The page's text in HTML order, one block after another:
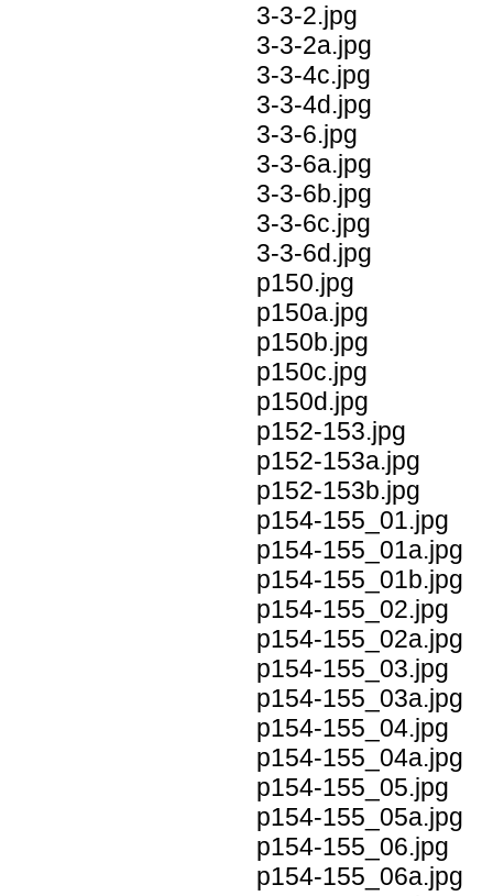
3-3-2.jpg
3-3-2a.jpg
3-3-4c.jpg
3-3-4d.jpg
3-3-6.jpg
3-3-6a.jpg
3-3-6b.jpg
3-3-6c.jpg
3-3-6d.jpg
p150.jpg
p150a.jpg
p150b.jpg
p150c.jpg
p150d.jpg
p152-153.jpg
p152-153a.jpg
p152-153b.jpg
p154-155_01.jpg
p154-155_01a.jpg
p154-155_01b.jpg
p154-155_02.jpg
p154-155_02a.jpg
p154-155_03.jpg
p154-155_03a.jpg
p154-155_04.jpg
p154-155_04a.jpg
p154-155_05.jpg
p154-155_05a.jpg
p154-155_06.jpg
p154-155_06a.jpg